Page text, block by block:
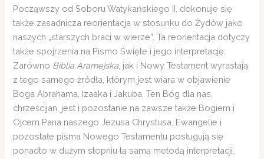
Począwszy od Soboru Watykańskiego II, dokonuje się
także zasadnicza reorientacja w stosunku do Żydów jako
naszych „starszych braci w wierze”. Ta reorientacja dotyczy
także spojrzenia na Pismo Święte i jego interpretację.
Zarówno Biblia Aramejska , jak i Nowy Testament wyrastają
z tego samego źródła, którym jest wiara w objawienie
Boga Abrahama, Izaaka i Jakuba. Ten Bóg dla nas,
chrześcijan, jest i pozostanie na zawsze także Bogiem i
Ojcem Pana naszego Jezusa Chrystusa. Ewangelie i
pozostałe pisma Nowego Testamentu posługują się
ponadto w dużym stopniu tą samą metodą interpretacji.